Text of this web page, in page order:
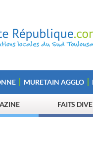
MURETAIN AGGLO
FAITS